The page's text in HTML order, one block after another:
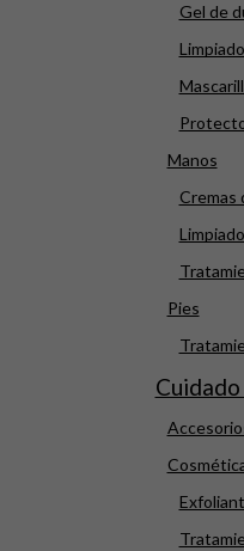
Gel de
Manos
Cremas
Pies